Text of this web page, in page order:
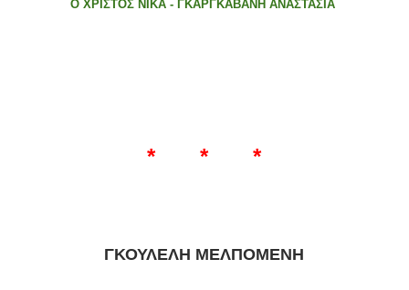
Ο ΧΡΙΣΤΟΣ ΝΙΚΑ - ΓΚΑΡΓΚΑΒΑΝΗ ΑΝΑΣΤΑΣΙΑ
* * *
ΓΚΟΥΛΕΛΗ ΜΕΛΠΟΜΕΝΗ